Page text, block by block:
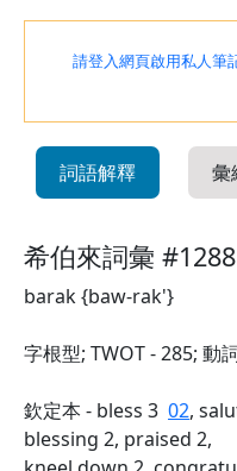
請登入網頁啟用私人筆
詞語解釋 彙
希伯來詞彙
barak {baw-rak'}
字根型; TWOT - 285; 動
欽定本 - bless 3 02,
blessing 2, praised 2,